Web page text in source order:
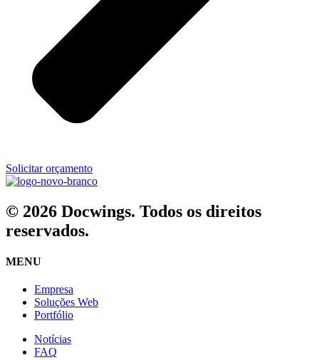
Solicitar orçamento
© 2026 Docwings. Todos os direitos
reservados.
MENU
Empresa
Soluções Web
Portfólio
Notícias
FAQ